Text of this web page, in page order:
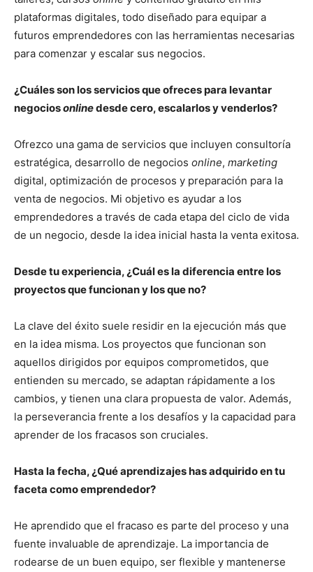
plataformas digitales, todo diseñado para equipar a
futuros emprendedores con las herramientas necesarias
para comenzar y escalar sus negocios.
¿Cuáles son los servicios que ofreces para levantar
negociosonlinedesde cero, escalarlos y venderlos?
Ofrezco una gama de servicios que incluyen consultoría
estratégica, desarrollo de negocios online, marketing
digital, optimización de procesos y preparación para la
venta de negocios. Mi objetivo es ayudar a los
emprendedores a través de cada etapa del ciclo de vida
de un negocio, desde la idea inicial hasta la venta exitosa.
Desde tu experiencia, ¿Cuál es la diferencia entre los
proyectos que funcionan y los que no?
La clave del éxito suele residir en la ejecución más que
en la idea misma. Los proyectos que funcionan son
aquellos dirigidos por equipos comprometidos, que
entienden su mercado, se adaptan rápidamente a los
cambios, y tienen una clara propuesta de valor. Además,
la perseverancia frente a los desafíos y la capacidad para
aprender de los fracasos son cruciales.
Hasta la fecha, ¿Qué aprendizajes has adquirido en tu
faceta como emprendedor?
He aprendido que el fracaso es parte del proceso y una
fuente invaluable de aprendizaje. La importancia de
rodearse de un buen equipo, ser flexible y mantenerse